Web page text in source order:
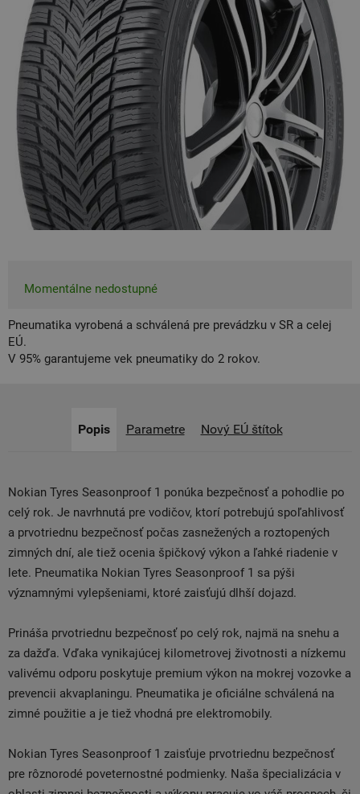
Momentálne nedostupné
Pneumatika vyrobená a schválená pre prevádzku v SR a celej
EÚ.
V 95% garantujeme vek pneumatiky do 2 rokov.
Popis Parametre Nový EÚ štítok
Nokian Tyres Seasonproof 1 ponúka bezpečnosť a pohodlie po
celý rok. Je navrhnutá pre vodičov, ktorí potrebujú spoľahlivosť
a prvotriednu bezpečnosť počas zasnežených a roztopených
zimných dní, ale tiež ocenia špičkový výkon a ľahké riadenie v
lete. Pneumatika Nokian Tyres Seasonproof 1 sa pýši
významnými vylepšeniami, ktoré zaisťujú dlhší dojazd.
Prináša prvotriednu bezpečnosť po celý rok, najmä na snehu a
za dažďa. Vďaka vynikajúcej kilometrovej životnosti a nízkemu
valivému odporu poskytuje premium výkon na mokrej vozovke a
prevencii akvaplaningu. Pneumatika je oficiálne schválená na
zimné použitie a je tiež vhodná pre elektromobily.
Nokian Tyres Seasonproof 1 zaisťuje prvotriednu bezpečnosť
pre rôznorodé poveternostné podmienky. Naša špecializácia v